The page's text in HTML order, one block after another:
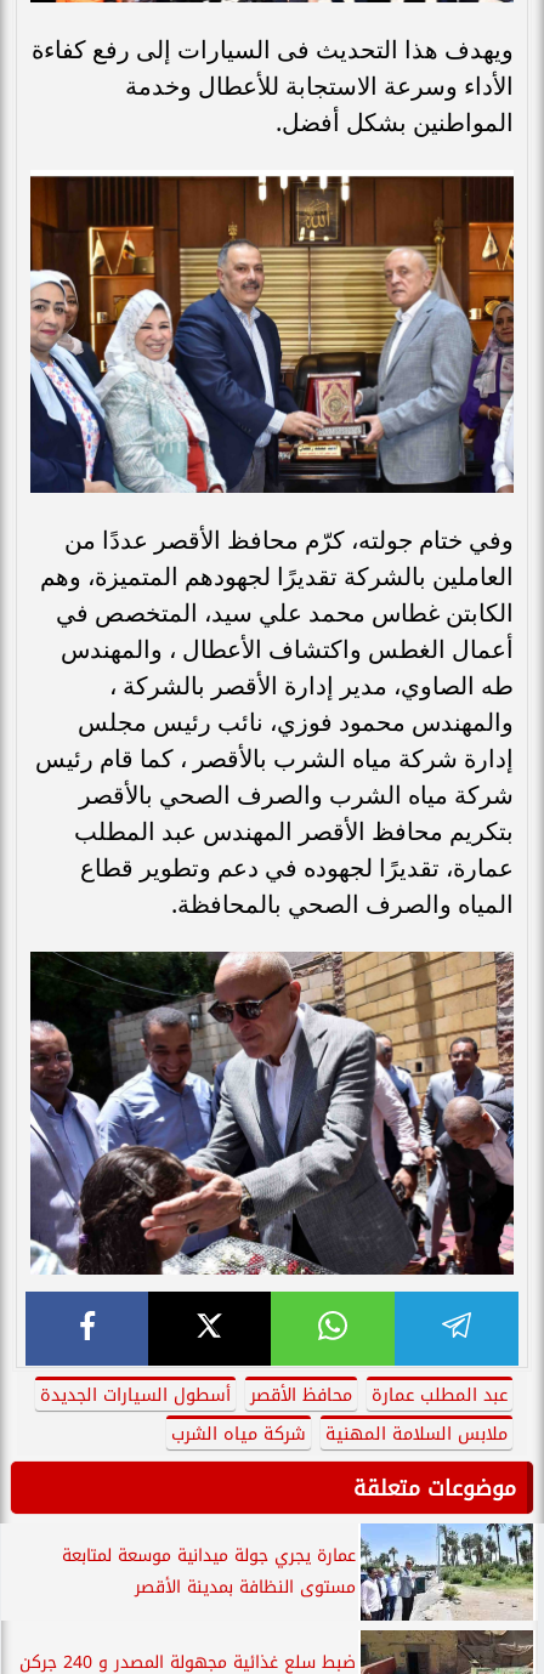
ويهدف هذا التحديث فى السيارات إلى رفع كفاءة
الأداء وسرعة الاستجابة للأعطال وخدمة
المواطنين بشكل أفضل.
وفي ختام جولته، كرّم محافظ الأقصر عددًا من
العاملين بالشركة تقديرًا لجهودهم المتميزة، وهم
الكابتن غطاس محمد علي سيد، المتخصص في
أعمال الغطس واكتشاف الأعطال ، والمهندس
طه الصاوي، مدير إدارة الأقصر بالشركة ،
والمهندس محمود فوزي، نائب رئيس مجلس
إدارة شركة مياه الشرب بالأقصر ، كما قام رئيس
شركة مياه الشرب والصرف الصحي بالأقصر
بتكريم محافظ الأقصر المهندس عبد المطلب
عمارة، تقديرًا لجهوده في دعم وتطوير قطاع
المياه والصرف الصحي بالمحافظة.
عبد المطلب عمارة محافظ الأقصر
أسطول السيارات الجديدة
ملابس السلامة المهنية
شركة مياه الشرب
موضوعات متعلقة
عمارة يجري جولة ميدانية موسعة لمتابعة
مستوى النظافة بمدينة الأقصر
ضبط سلع غذائية مجهولة المصدر و 240 جركن